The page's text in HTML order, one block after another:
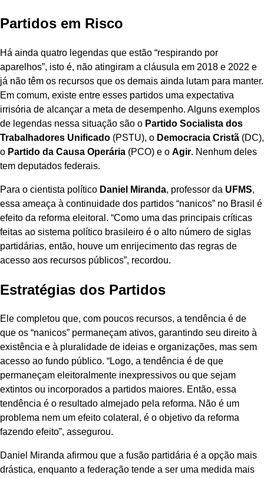
Partidos em Risco
Há ainda quatro legendas que estão “respirando por
aparelhos”, isto é, não atingiram a cláusula em 2018 e 2022 e
já não têm os recursos que os demais ainda lutam para manter.
Em comum, existe entre esses partidos uma expectativa
irrisória de alcançar a meta de desempenho. Alguns exemplos
de legendas nessa situação são o Partido Socialista dos
Trabalhadores Unificado (PSTU), o Democracia Cristã (DC),
o Partido da Causa Operária (PCO) e o Agir. Nenhum deles
tem deputados federais.
Para o cientista político Daniel Miranda, professor da UFMS,
essa ameaça à continuidade dos partidos “nanicos” no Brasil é
efeito da reforma eleitoral. “Como uma das principais críticas
feitas ao sistema político brasileiro é o alto número de siglas
partidárias, então, houve um enrijecimento das regras de
acesso aos recursos públicos”, recordou.
Estratégias dos Partidos
Ele completou que, com poucos recursos, a tendência é de
que os “nanicos” permaneçam ativos, garantindo seu direito à
existência e à pluralidade de ideias e organizações, mas sem
acesso ao fundo público. “Logo, a tendência é de que
permaneçam eleitoralmente inexpressivos ou que sejam
extintos ou incorporados a partidos maiores. Então, essa
tendência é o resultado almejado pela reforma. Não é um
problema nem um efeito colateral, é o objetivo da reforma
fazendo efeito”, assegurou.
Daniel Miranda afirmou que a fusão partidária é a opção mais
drástica, enquanto a federação tende a ser uma medida mais